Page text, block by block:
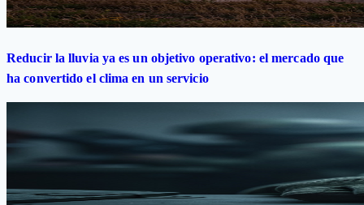
Reducir la lluvia ya es un objetivo operativo: el mercado que
ha convertido el clima en un servicio